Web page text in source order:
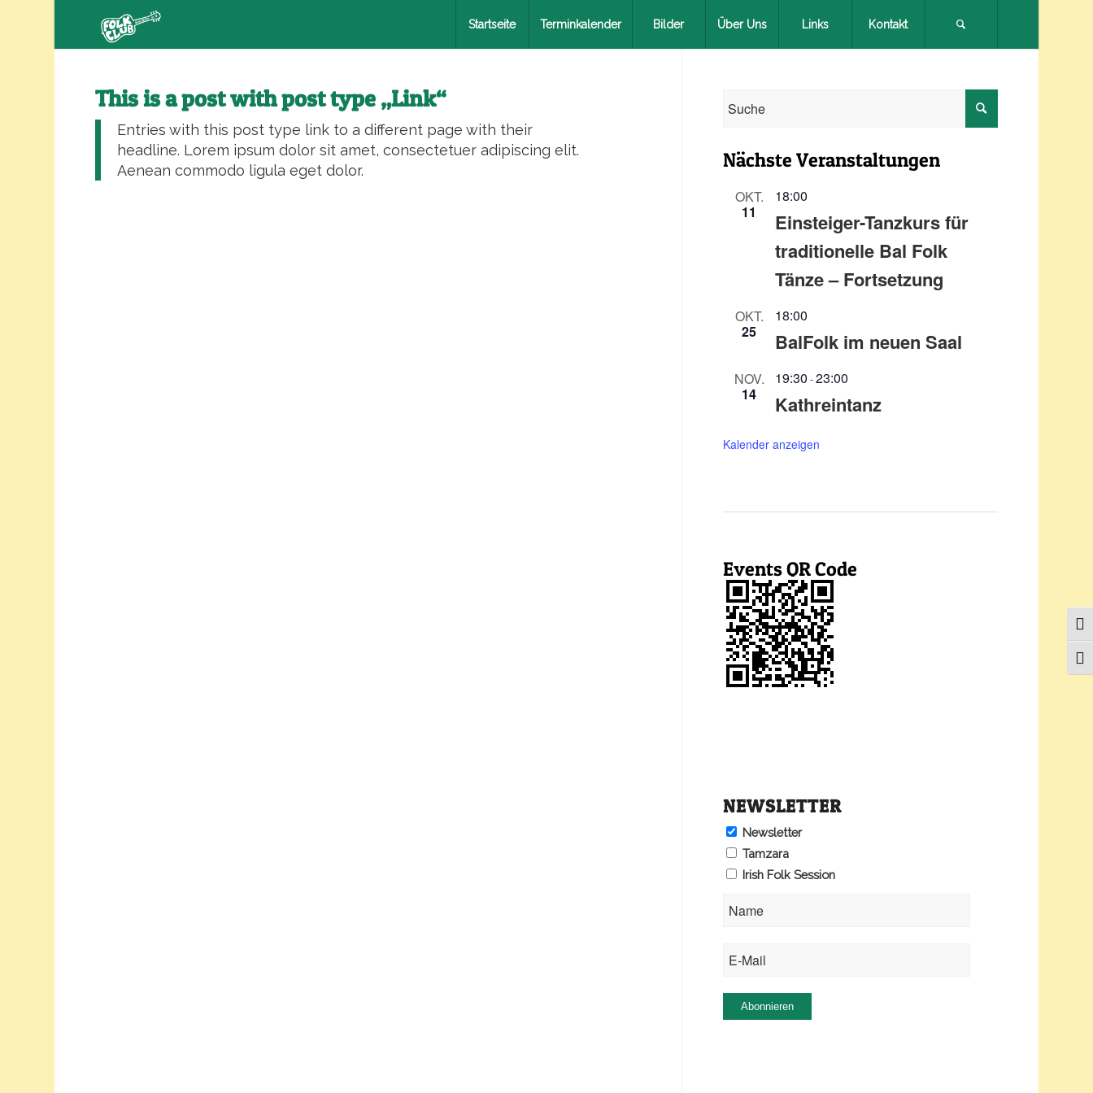
springen
Startseite Terminkalender Bilder Über Uns Links Kontakt
This is a post with post type „Link“
Entries with this post type link to a different page with their
headline. Lorem ipsum dolor sit amet, consectetuer adipiscing elit.
Aenean commodo ligula eget dolor.
Nächste Veranstaltungen
OKT.
11
18:00
Einsteiger-Tanzkurs für
traditionelle Bal Folk
Tänze – Fortsetzung
OKT.
25
18:00
BalFolk im neuen Saal
NOV.
14
19:30 -23:00
Kathreintanz
Kalender anzeigen
Events QR Code
NEWSLETTER
Newsletter
Tamzara
Irish Folk Session
Abonnieren